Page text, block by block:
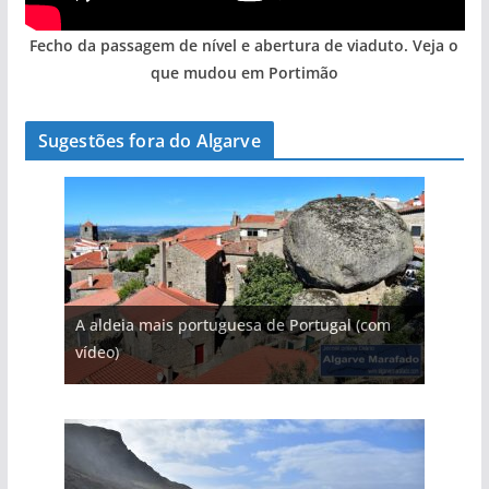
Fecho da passagem de nível e abertura de viaduto. Veja o
que mudou em Portimão
Sugestões fora do Algarve
A aldeia mais portuguesa de Portugal (com
vídeo)
As portas do rio Tejo (com vídeo)
A piscina natural com cascata